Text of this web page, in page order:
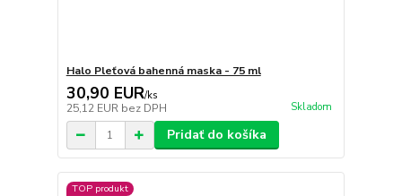
Halo Pleťová bahenná maska - 75 ml
30,90 EUR/ks
25,12 EUR bez DPH Skladom
Pridať do košíka
TOP produkt